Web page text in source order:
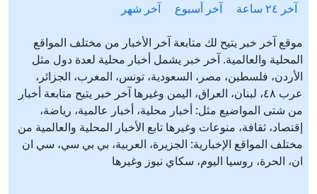
آخر ٢٤ ساعة آخر أسبوع آخر شهر
موقع آخر خبر يتيح لك متابعة آخر الأخبار من مختلف المواقع
المحلية والعالمية. آخر خبر يشمل أخبار محلية لعدة دول مثل
الأردن، فلسطين، مصر، السعودية، تونس، المغرب، الجزائر،
عرب ٤٨، لبنان، العراق، اليمن وغيرها آخر خبر يتيح متابعة أخبار
من شتى المواضيع مثل: أخبار محلية، أخبار عالمية، رياضة،
إقتصاد، ثقافة، منوعات وغيرها تابع الأخبار المحلية والعالمية من
مختلف المواقع الإخبارية: الجزيرة، العربية، بي بي سي، سي ان
ان، الحرة، روسيا اليوم، سكاي نيوز وغيرها